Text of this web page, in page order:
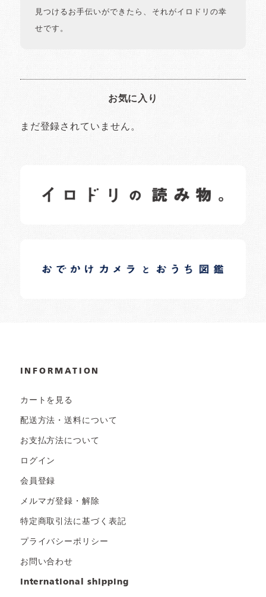
見つけるお手伝いができたら、それがイロドリの幸
せです。
お気に入り
まだ登録されていません。
日常の様子など随時更新中です。
日常の様子など随時更新中です。
INFORMATION
カートを見る
配送方法・送料について
お支払方法について
ログイン
会員登録
メルマガ登録・解除
特定商取引法に基づく表記
プライバシーポリシー
お問い合わせ
international shipping